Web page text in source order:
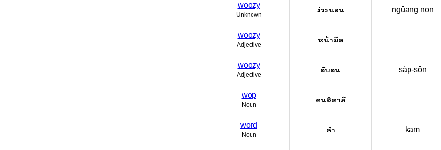
woozy
Unknown
ง่วงนอน ngûang non
woozy
Adjective
หน้ามืด
woozy
Adjective
สับสน sàp-sǒn
wop
Noun
คนอิตาลี
word
Noun
คำ kam